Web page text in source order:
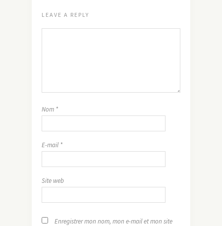
LEAVE A REPLY
Nom *
E-mail *
Site web
Enregistrer mon nom, mon e-mail et mon site